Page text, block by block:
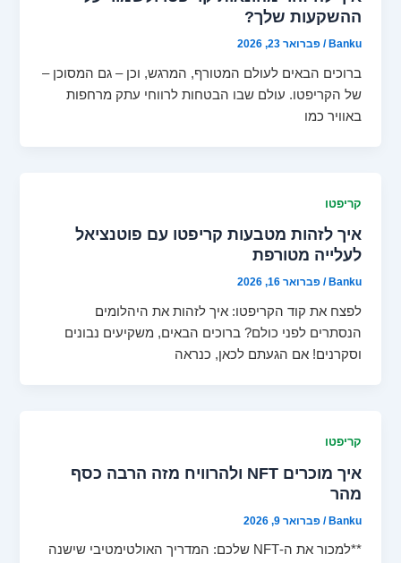
ההשקעות שלך?
Banku
/פברואר 23, 2026
ברוכים הבאים לעולם המטורף, המרגש, וכן – גם המסוכן –
של הקריפטו. עולם שבו הבטחות לרווחי עתק מרחפות
באוויר כמו
קריפטו
איך לזהות מטבעות קריפטו עם פוטנציאל
לעלייה מטורפת
Banku
/פברואר 16, 2026
לפצח את קוד הקריפטו: איך לזהות את היהלומים
הנסתרים לפני כולם? ברוכים הבאים, משקיעים נבונים
וסקרנים! אם הגעתם לכאן, כנראה
קריפטו
איך מוכרים NFT ולהרוויח מזה הרבה כסף
מהר
Banku
/פברואר 9, 2026
**למכור את ה-NFT שלכם: המדריך האולטימטיבי שישנה